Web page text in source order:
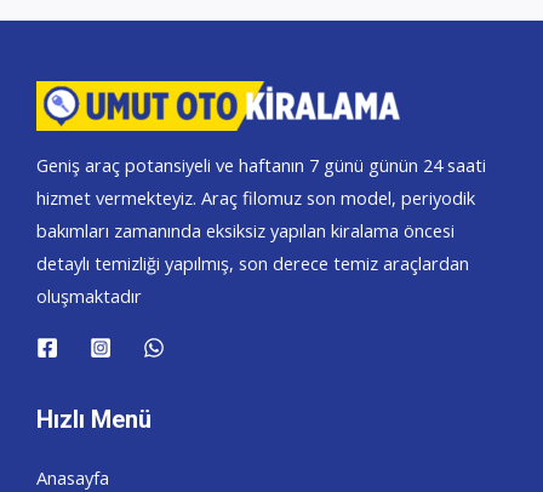
Kiralama
Geniş araç potansiyeli ve haftanın 7 günü günün 24 saati
hizmet vermekteyiz. Araç filomuz son model, periyodik
bakımları zamanında eksiksiz yapılan kiralama öncesi
detaylı temizliği yapılmış, son derece temiz araçlardan
oluşmaktadır
Hızlı Menü
Anasayfa